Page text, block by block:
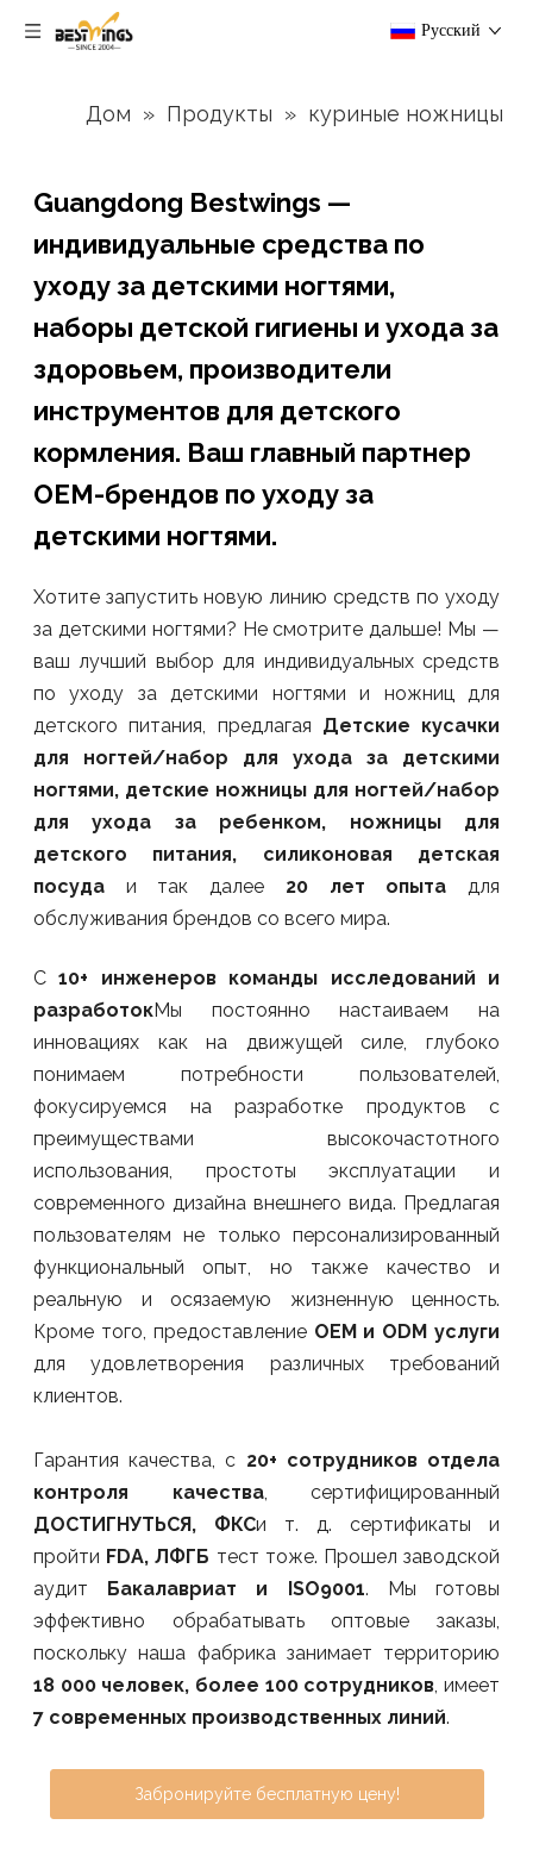
Pусский
Дом » Продукты » куриные ножницы
Guangdong Bestwings —
индивидуальные средства по
уходу за детскими ногтями,
наборы детской гигиены и ухода за
здоровьем, производители
инструментов для детского
кормления. Ваш главный партнер
OEM-брендов по уходу за
детскими ногтями.
Хотите запустить новую линию средств по уходу
за детскими ногтями? Не смотрите дальше! Мы —
ваш лучший выбор для индивидуальных средств
по уходу за детскими ногтями и ножниц для
детского питания, предлагая Детские кусачки
для ногтей/набор для ухода за детскими
ногтями, детские ножницы для ногтей/набор
для ухода за ребенком, ножницы для
детского питания, силиконовая детская
посуда и так далее 20 лет опыта для
обслуживания брендов со всего мира.
С10+ инженеров команды исследований и
разработокМы постоянно настаиваем на
инновациях как на движущей силе, глубоко
понимаем потребности пользователей,
фокусируемся на разработке продуктов с
преимуществами высокочастотного
использования, простоты эксплуатации и
современного дизайна внешнего вида. Предлагая
пользователям не только персонализированный
функциональный опыт, но также качество и
реальную и осязаемую жизненную ценность.
Кроме того, предоставление OEM и ODM услуги
для удовлетворения различных требований
клиентов.
Гарантия качества, с 20+ сотрудников отдела
контроля качества, сертифицированный
ДОСТИГНУТЬСЯ, ФКСи т. д. сертификаты и
пройти FDA, ЛФГБ тест тоже. Прошел заводской
аудит Бакалавриат и ISO9001. Мы готовы
эффективно обрабатывать оптовые заказы,
поскольку наша фабрика занимает территорию
18 000 человек, более 100 сотрудников, имеет
7 современных производственных линий.
Забронируйте бесплатную цену!